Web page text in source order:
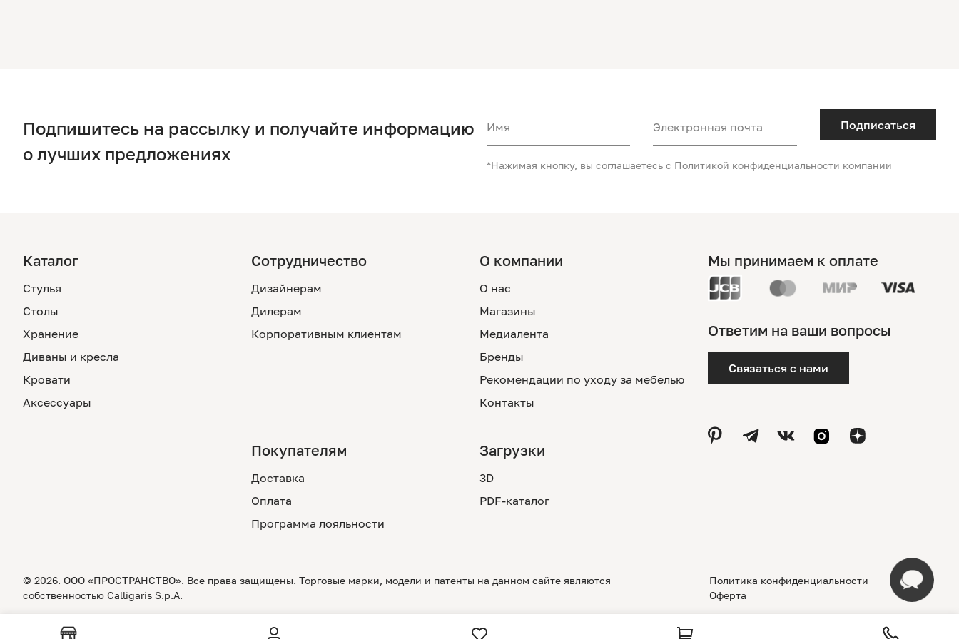
Подпишитесь на рассылку и получайте информацию
о лучших предложениях
Имя Электронная почта Подписаться
*Нажимая кнопку, вы соглашаетесь с Политикой конфиденциальности компании
Каталог
Стулья
Столы
Хранение
Диваны и кресла
Кровати
Аксессуары
Сотрудничество
Дизайнерам
Дилерам
Корпоративным клиентам
О компании
О нас
Магазины
Медиалента
Бренды
Рекомендации по уходу за мебелью
Контакты
Покупателям
Доставка
Оплата
Программа лояльности
Загрузки
3D
PDF-каталог
Мы принимаем к оплате
Ответим на ваши вопросы
Связаться с нами
© 2026. ООО «ПРОСТРАНСТВО». Все права защищены. Торговые марки, модели и патенты на данном сайте являются
собственностью Calligaris S.p.A.
Политика конфиденциальности
Оферта